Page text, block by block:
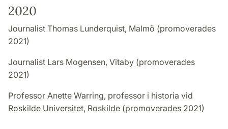
2020
Journalist Thomas Lunderquist, Malmö (promoverades
2021)
Journalist Lars Mogensen, Vitaby (promoverades
2021)
Professor Anette Warring, professor i historia vid
Roskilde Universitet, Roskilde (promoverades 2021)